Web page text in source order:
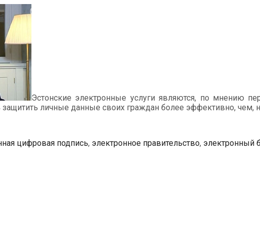
Эстонские электронные услуги являются, по мнению
защитить личные данные своих граждан более эффективно, чем,
цифровая подпись, электронное правительство, электронный